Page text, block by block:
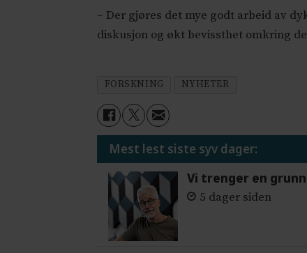
– Der gjøres det mye godt arbeid av
diskusjon og økt bevissthet omkring
FORSKNING NYHETER
Mest lest siste syv dager:
Vi trenger en
5 dager siden